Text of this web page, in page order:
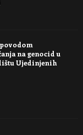
na genocid u
Ujedinjenih